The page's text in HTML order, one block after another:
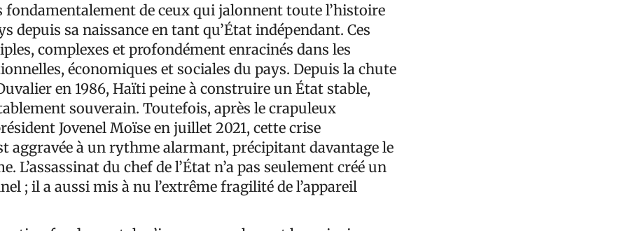
fondamentalement de ceux qui jalonnent toute l’histoire
depuis sa naissance en tant qu’État indépendant. Ces
complexes et profondément enracinés dans les
économiques et sociales du pays. Depuis la chute
en 1986, Haïti peine à construire un État stable,
souverain. Toutefois, après le crapuleux
Jovenel Moïse en juillet 2021, cette crise
aggravée à un rythme alarmant, précipitant davantage le
L’assassinat du chef de l’État n’a pas seulement créé un
; il a aussi mis à nu l’extrême fragilité de l’appareil